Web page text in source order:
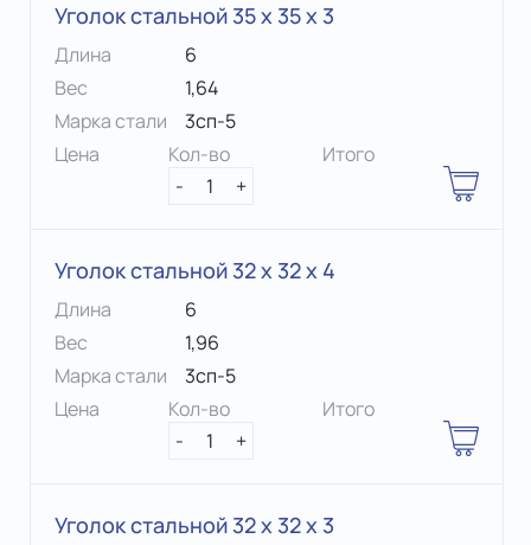
Уголок стальной 35 х 35 x 3
Длина
6
Вес
1,64
Марка стали
3сп-5
Цена
Кол-во
-
1 +
Итого
Уголок стальной 32 х 32 x 4
Длина
6
Вес
1,96
Марка стали
3сп-5
Цена
Кол-во
-
1 +
Итого
Уголок стальной 32 х 32 x 3